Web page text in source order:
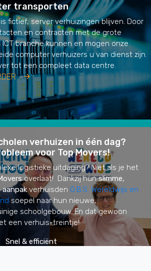
transporten
fictief, server verhuizingen blijven. Door
en contracten met de grote
ICT branche kunnen en mogen onze
computer verhuizers u van dienst zijn.
tot een compleet data centre.
verhuizen in één dag?
voor Top Movers!
logistieke uitdaging? Niet als je het
overlaat! Dankzij hunslimme,
aanpakverhuisden O.B.S. Wereldwijs en
soepel naar hun nieuwe,
schoolgebouw. En dat gewoon
een verhuis-treintje!
Snel & efficiënt